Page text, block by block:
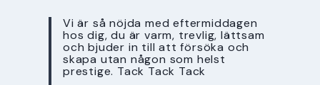
Vi är så nöjda med eftermiddagen
hos dig, du är varm, trevlig, lättsam
och bjuder in till att försöka och
skapa utan någon som helst
prestige. Tack Tack Tack